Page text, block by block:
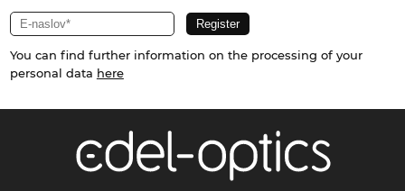
You can find further information on the processing of your
personal data here